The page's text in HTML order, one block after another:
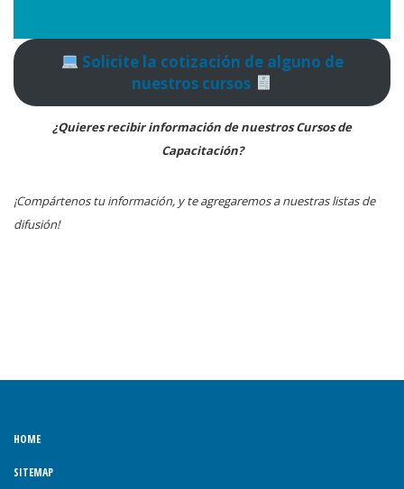
Solicite la cotización de alguno de
nuestros cursos
¿Quieres recibir información de nuestros Cursos de
Capacitación?
¡Compártenos tu información, y te agregaremos a nuestras listas de
difusión!
HOME
SITEMAP